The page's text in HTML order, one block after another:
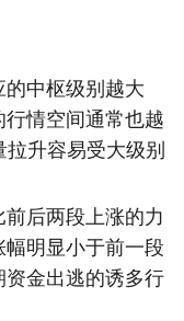
的中枢级别越大
行情空间通常也越
拉升容易受大级别
后两段上涨的力
明显小于前一段
金出逃的诱多行